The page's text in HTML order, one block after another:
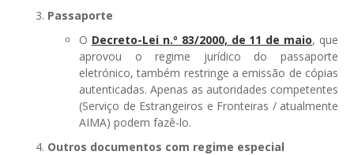
GESVencimento
GESViaturasAbandonadas
Portal da Freguesia
Passaporte
O Decreto-Lei n.º 83/2000, de 11 de maio, que
aprovou o regime jurídico do passaporte
eletrónico, também restringe a emissão de cópias
autenticadas. Apenas as autoridades competentes
(Serviço de Estrangeiros e Fronteiras / atualmente
AIMA) podem fazê-lo.
Outros documentos com regime especial